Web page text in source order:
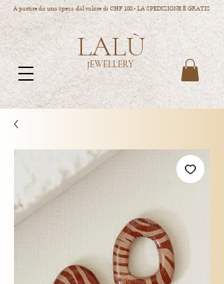
A partire da una spesa dal valore di CHF 100.- LA SPEDIZIONE È GRATIS
LALÙ
JEWELLERY